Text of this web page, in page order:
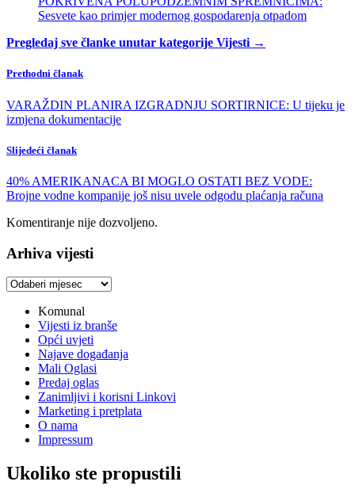
Sesvete kao primjer modernog gospodarenja otpadom
Pregledaj sve članke unutar kategorije Vijesti →
Prethodni članak
VARAŽDIN PLANIRA IZGRADNJU SORTIRNICE: U tijeku je
izmjena dokumentacije
Slijedeći članak
40% AMERIKANACA BI MOGLO OSTATI BEZ VODE:
Brojne vodne kompanije još nisu uvele odgodu plaćanja računa
Komentiranje nije dozvoljeno.
Arhiva vijesti
Arhiva
Komunal
Vijesti iz branše
Opći uvjeti
Najave događanja
Mali Oglasi
Predaj oglas
Zanimljivi i korisni Linkovi
Marketing i pretplata
O nama
Impressum
Ukoliko ste propustili